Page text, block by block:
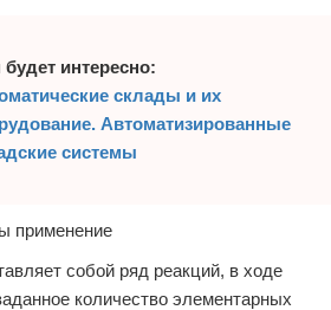
интересно:
склады и их
Автоматизированные
системы
собой ряд реакций, в ходе
количество элементарных